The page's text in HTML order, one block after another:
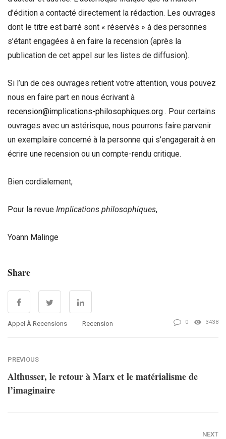
d’édition a contacté directement la rédaction. Les ouvrages
dont le titre est barré sont « réservés » à des personnes
s’étant engagées à en faire la recension (après la
publication de cet appel sur les listes de diffusion).
Si l’un de ces ouvrages retient votre attention, vous pouvez
nous en faire part en nous écrivant à
recension@implications-philosophiques.org . Pour certains
ouvrages avec un astérisque, nous pourrons faire parvenir
un exemplaire concerné à la personne qui s’engagerait à en
écrire une recension ou un compte-rendu critique.
Bien cordialement,
Pour la revue Implications philosophiques,
Yoann Malinge
Share
Appel À Recensions Recension 0 3438
PREVIOUS
Althusser, le retour à Marx et le matérialisme de
l’imaginaire
NEXT